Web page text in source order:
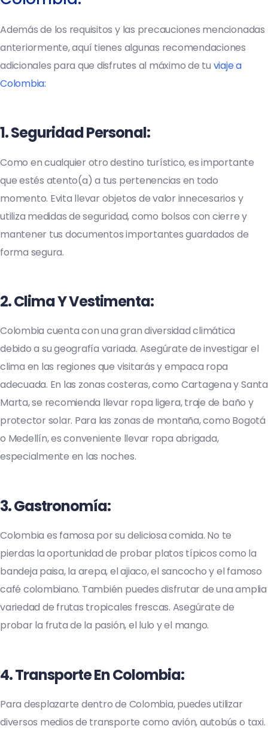
Además de los requisitos y las precauciones mencionadas
anteriormente, aquí tienes algunas recomendaciones
adicionales para que disfrutes al máximo de tu viaje a
Colombia:
1.Seguridad Personal:
Como en cualquier otro destino turístico, es importante
que estés atento(a) a tus pertenencias en todo
momento. Evita llevar objetos de valor innecesarios y
utiliza medidas de seguridad, como bolsos con cierre y
mantener tus documentos importantes guardados de
forma segura.
2.Clima Y Vestimenta:
Colombia cuenta con una gran diversidad climática
debido a su geografía variada. Asegúrate de investigar el
clima en las regiones que visitarás y empaca ropa
adecuada. En las zonas costeras, como Cartagena y Santa
Marta, se recomienda llevar ropa ligera, traje de baño y
protector solar. Para las zonas de montaña, como Bogotá
o Medellín, es conveniente llevar ropa abrigada,
especialmente en las noches.
3.Gastronomía:
Colombia es famosa por su deliciosa comida. No te
pierdas la oportunidad de probar platos típicos como la
bandeja paisa, la arepa, el ajiaco, el sancocho y el famoso
café colombiano. También puedes disfrutar de una amplia
variedad de frutas tropicales frescas. Asegúrate de
probar la fruta de la pasión, el lulo y el mango.
4. Transporte En Colombia:
Para desplazarte dentro de Colombia, puedes utilizar
diversos medios de transporte como avión, autobús o taxi.